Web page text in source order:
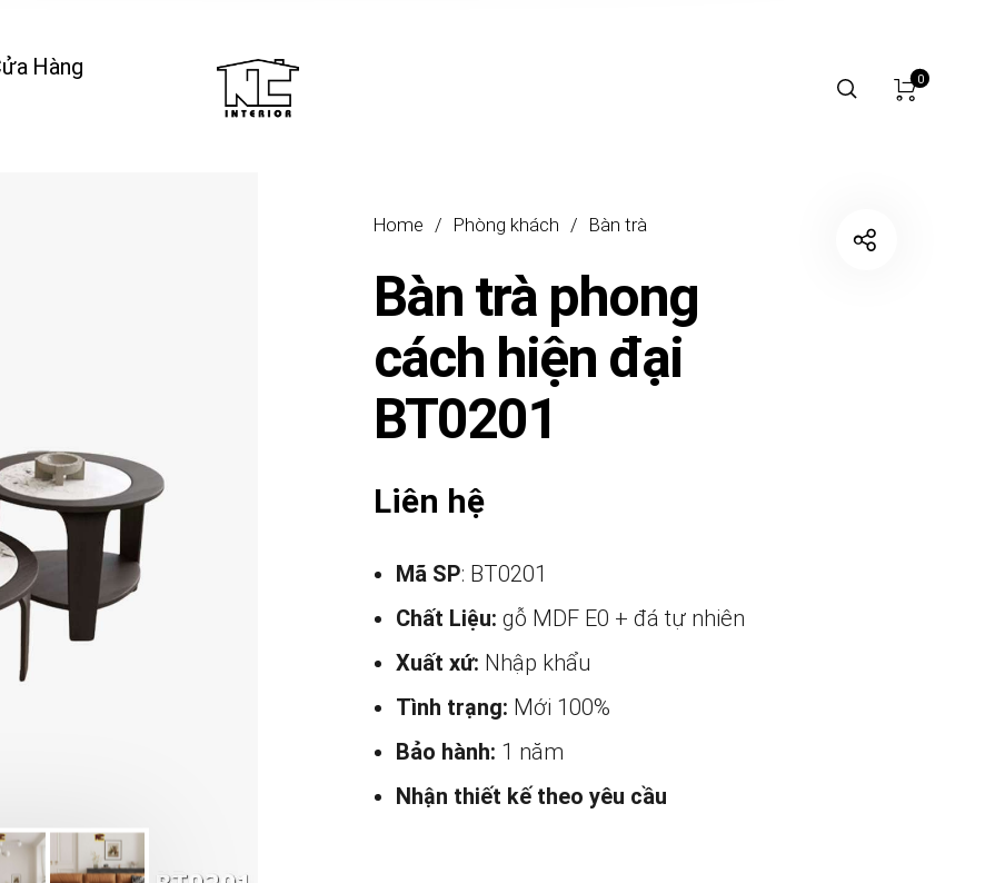
Hàng
0
Home / Phòng khách / Bàn trà
Bàn trà phong
cách hiện đại
BT0201
Liên hệ
Mã SP: BT0201
Chất Liệu: gỗ MDF E0 + đá tự nhiên
Xuất xứ: Nhập khẩu
Tình trạng: Mới 100%
Bảo hành: 1 năm
Nhận thiết kế theo yêu cầu